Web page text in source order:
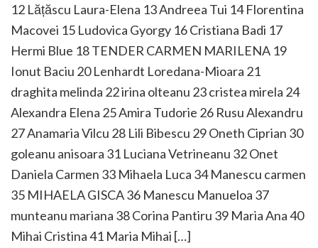
12 Lățăscu Laura-Elena 13 Andreea Tui 14 Florentina
Macovei 15 Ludovica Gyorgy 16 Cristiana Badi 17
Hermi Blue 18 TENDER CARMEN MARILENA 19
Ionut Baciu 20 Lenhardt Loredana-Mioara 21
draghita melinda 22 irina olteanu 23 cristea mirela 24
Alexandra Elena 25 Amira Tudorie 26 Rusu Alexandru
27 Anamaria Vilcu 28 Lili Bibescu 29 Oneth Ciprian 30
goleanu anisoara 31 Luciana Vetrineanu 32 Onet
Daniela Carmen 33 Mihaela Luca 34 Manescu carmen
35 MIHAELA GISCA 36 Manescu Manueloa 37
munteanu mariana 38 Corina Pantiru 39 Maria Ana 40
Mihai Cristina 41 Maria Mihai […]